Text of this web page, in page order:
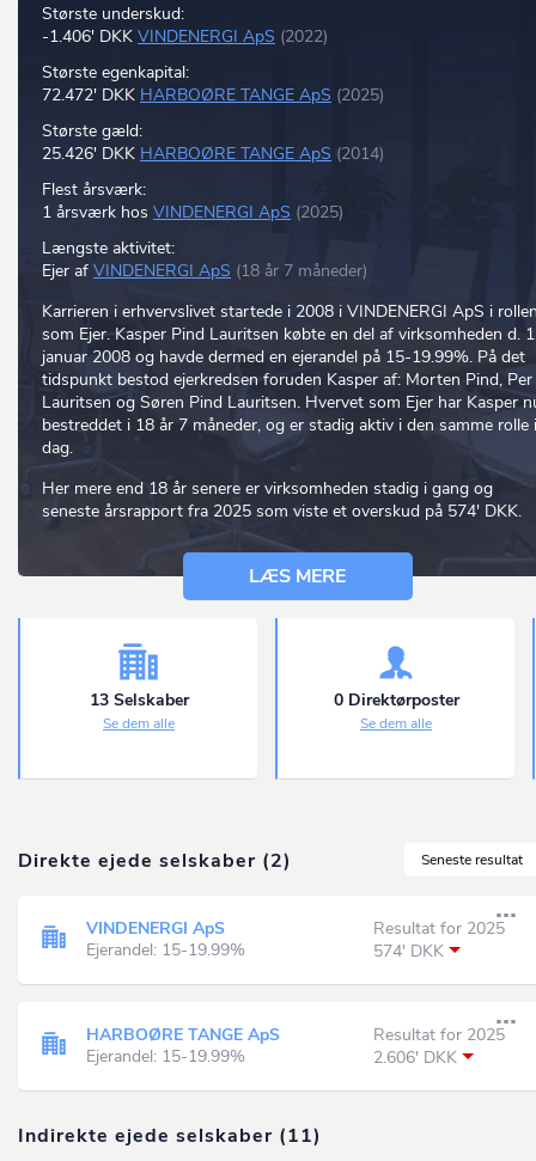
Største underskud:
-1.406' DKK VINDENERGI ApS (2022)
Største egenkapital:
72.472' DKK HARBOØRE TANGE ApS (2025)
Største gæld:
25.426' DKK HARBOØRE TANGE ApS (2014)
Flest årsværk:
1 årsværk hos VINDENERGI ApS (2025)
Længste aktivitet:
Ejer af VINDENERGI ApS (18 år 7 måneder)
Karrieren i erhvervslivet startede i 2008 i VINDENERGI ApS i
som Ejer. Kasper Pind Lauritsen købte en del af virksomheden d.
januar 2008 og havde dermed en ejerandel på 15-19.99%. På det
tidspunkt bestod ejerkredsen foruden Kasper af: Morten Pind, Per
Lauritsen og Søren Pind Lauritsen. Hvervet som Ejer har Kasper
bestreddet i 18 år 7 måneder, og er stadig aktiv i den samme rolle i
dag.
Her mere end 18 år senere er virksomheden stadig i gang og
seneste årsrapport fra 2025 som viste et overskud på 574' DKK.
LÆS MERE
13 Selskaber
Se dem alle
0 Direktørposter
Se dem alle
Seneste resultat
Direkte ejede selskaber (2)
VINDENERGI ApS
Ejerandel: 15-19.99%
Resultat for 2025
574' DKK
HARBOØRE TANGE ApS
Ejerandel: 15-19.99%
Resultat for 2025
2.606' DKK
Indirekte ejede selskaber (11)